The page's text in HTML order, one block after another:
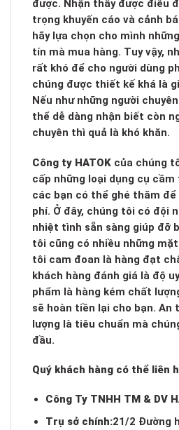
được. Nhận thấy được điều
trọng khuyến cáo và cảnh
hãy lựa chọn cho mình
tín mà mua hàng. Tuy vậy,
rất khó để cho người dùng
chúng được thiết kế khá là
Nếu như những người
thể dễ dàng nhận biết còn
chuyên thì quả là khó khăn.
Công ty HATOK của chúng
cấp những loại dụng cụ
các bạn có thể ghé thăm
phí. Ở đây, chúng tôi có đội
nhiệt tình sẵn sàng giúp đỡ
tôi cũng có nhiều những
tôi cam đoan là hàng đạt
khách hàng đánh giá là độ
phẩm là hàng kém chất
sẽ hoàn tiền lại cho bạn. An
lượng là tiêu chuẩn mà
đầu.
Quý khách hàng có thể liên
Công Ty TNHH TM & DV
Trụ sở chính:21/2 Đường